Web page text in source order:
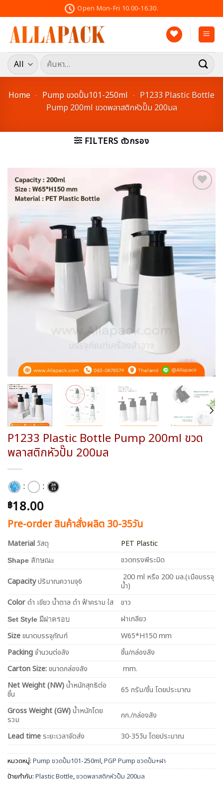
to
content
Open Mon-Fri 10.00-16.30.
ค้นหา:
Home - Pump ขวดปั้ม101-250ml - P1233 Plastic Bottle
Pump 200ml ขวดพลาสติกหัวปั๊ม 200มล
FILTERS ตัวกรอง
Add to
wishlist
P1233 Plastic Bottle Pump 200ml ขวด
พลาสติกหัวปั๊ม 200มล
: :
฿18.00
Pre-order สินค้าสั่งผลิต 30-35วัน
Material วัสดุ PET Plastic
Shape ลักษณะ ขวดทรงพีระมิด
Capacityปริมาณความจุ6
200 ml หรือ 200 มล.(เมือบรรจุ
น้ำ)
Colorดำ เขียว น้ำตาล ดำ ฟ้าคราม ใส ขาว
Set Style มีฝาครอบ
ฝาเกลียว
Sizeขนาดบรรจุภัณฑ์
W65*H150 mm
Packingจำนวนต่อลัง
ชิ้น/กล่องลัง
Carton Size:ขนาดกล่องลัง
mm.
NetWeight (NW)น้ำหนักสุทธิต่อ
ชิ้น
65 กรัม/ชิ้น โดยประมาณ
Gross Weight (GW)น้ำหนักโดย
รวม
กก./กล่องลัง
Lead time ระยะเวลาจัดส่ง 30-35วัน โดยประมาณ
หมวดหมู่: Pump ขวดปั้ม101-250ml,PGP Pump ขวดปั้ม+ฝา
ป้ายกำกับ: Plastic Bottle,ขวดพลาสติกหัวปั๊ม 200มล